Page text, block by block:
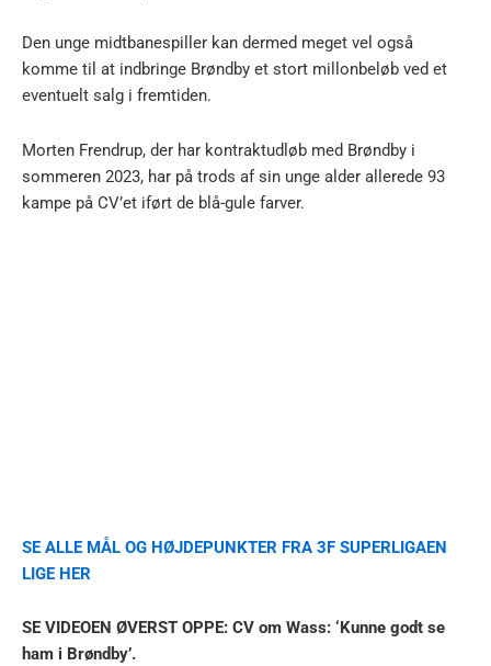
Den unge midtbanespiller kan dermed meget vel også
komme til at indbringe Brøndby et stort millonbeløb ved et
eventuelt salg i fremtiden.
Morten Frendrup, der har kontraktudløb med Brøndby i
sommeren 2023, har på trods af sin unge alder allerede 93
kampe på CV’et iført de blå-gule farver.
SE ALLE MÅL OG HØJDEPUNKTER FRA 3F SUPERLIGAEN
LIGE HER
SE VIDEOEN ØVERST OPPE: CV om Wass: ‘Kunne godt se
ham i Brøndby’.